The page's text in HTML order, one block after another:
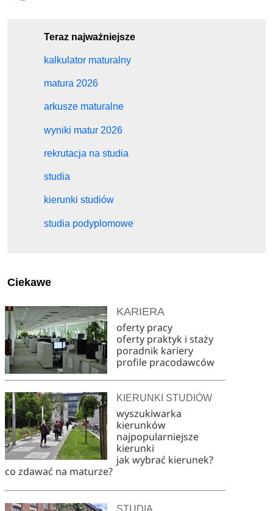
Teraz najważniejsze
kalkulator maturalny
matura 2026
arkusze maturalne
wyniki matur 2026
rekrutacja na studia
studia
kierunki studiów
studia podyplomowe
Ciekawe
KARIERA
oferty pracy
oferty praktyk i staży
poradnik kariery
profile pracodawców
KIERUNKI STUDIÓW
wyszukiwarka
kierunków
najpopularniejsze
kierunki
jak wybrać kierunek?
co zdawać na maturze?
STUDIA